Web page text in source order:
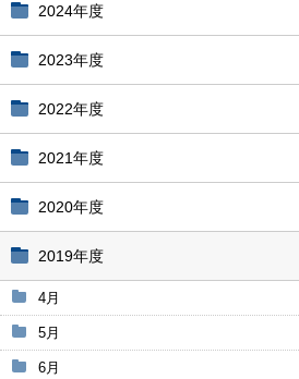
2024年度
2023年度
2022年度
2021年度
2020年度
2019年度
4月
5月
6月